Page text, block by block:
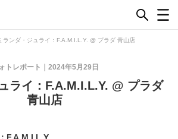
ランダ・ジュライ：F.A.M.I.L.Y. @ プラダ 青山店
2024年5月29日
トレポート
ライ：F.A.M.I.L.Y. @ プラダ
青山店